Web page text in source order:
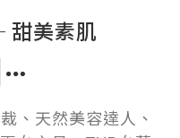
美素肌
、天然美容達人、